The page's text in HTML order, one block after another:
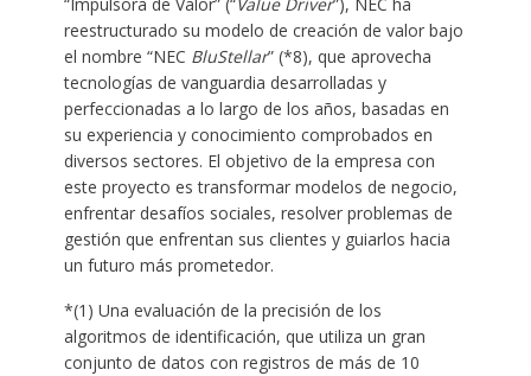
reestructurado su modelo de creación de valor bajo
el nombre “NEC BluStellar” (*8), que aprovecha
tecnologías de vanguardia desarrolladas y
perfeccionadas a lo largo de los años, basadas en
su experiencia y conocimiento comprobados en
diversos sectores. El objetivo de la empresa con
este proyecto es transformar modelos de negocio,
enfrentar desafíos sociales, resolver problemas de
gestión que enfrentan sus clientes y guiarlos hacia
un futuro más prometedor.
*(1) Una evaluación de la precisión de los
algoritmos de identificación, que utiliza un gran
conjunto de datos con registros de más de 10